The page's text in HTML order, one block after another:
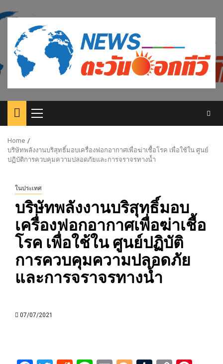
to
content
Primary
Menu
Home
บริษัทพลังงานบริสุทธิ์มอบเครื่องฟอกอากาศเพื่อฆ่าเชื้อโรค เพื่อใช้ใน ศูนย์
ปฏิบัติการควบคุมความปลอดภัยและการจราจรทางน้ำ
ในประเทศ
บริษัทพลังงานบริสุทธิ์มอบ
เครื่องฟอกอากาศเพื่อฆ่าเชื้อ
โรค เพื่อใช้ใน ศูนย์ปฏิบัติ
การควบคุมความปลอดภัย
และการจราจรทางน้ำ
07/07/2021